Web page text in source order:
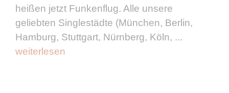
heißen jetzt Funkenflug. Alle unsere
geliebten Singlestädte (München, Berlin,
Hamburg, Stuttgart, Nürnberg, Köln, ...
weiterlesen